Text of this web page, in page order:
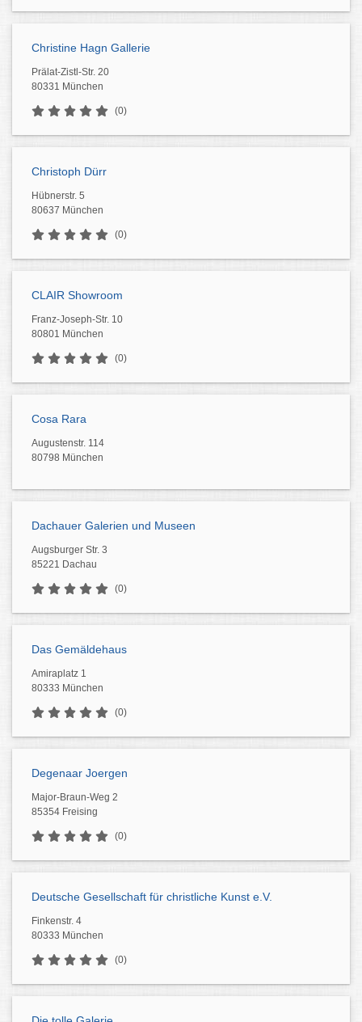
Christine Hagn Gallerie
Prälat-Zistl-Str. 20
80331 München
(0)
Christoph Dürr
Hübnerstr. 5
80637 München
(0)
CLAIR Showroom
Franz-Joseph-Str. 10
80801 München
(0)
Cosa Rara
Augustenstr. 114
80798 München
Dachauer Galerien und Museen
Augsburger Str. 3
85221 Dachau
(0)
Das Gemäldehaus
Amiraplatz 1
80333 München
(0)
Degenaar Joergen
Major-Braun-Weg 2
85354 Freising
(0)
Deutsche Gesellschaft für christliche Kunst e.V.
Finkenstr. 4
80333 München
(0)